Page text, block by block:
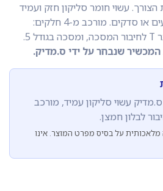
עשוי חומר סליקון חזק ועמיד
לאורך זמן ללא חשש בקרעים או סדקים. מורכב מ-4 חלקים:
מפוח, שקית העשרה, מחבר T לחיבור המסכה, ומסכה בגודל 5.
המכשיר שנבחר על ידי ס.מדיק.
עשוי סליקון עמיד, מורכב
מלאכותית על בסיס מפרט המוצר. אינו